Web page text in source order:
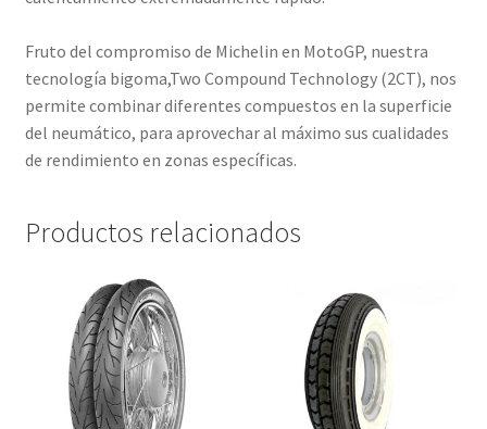
Fruto del compromiso de Michelin en MotoGP, nuestra
tecnología bigoma,Two Compound Technology (2CT), nos
permite combinar diferentes compuestos en la superficie
del neumático, para aprovechar al máximo sus cualidades
de rendimiento en zonas específicas.
Productos relacionados